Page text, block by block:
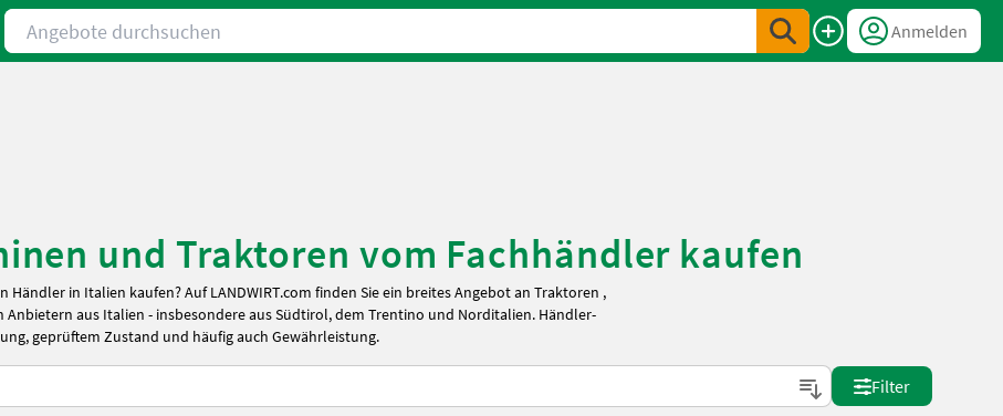
Angebote durchsuchen
Anmelden
und Traktoren vom Fachhändler kaufen
in Italien kaufen? Auf LANDWIRT.com finden Sie ein breites Angebot an Traktoren ,
Anbietern aus Italien - insbesondere aus Südtirol, dem Trentino und Norditalien. Händler-
geprüftem Zustand und häufig auch Gewährleistung.
Filter